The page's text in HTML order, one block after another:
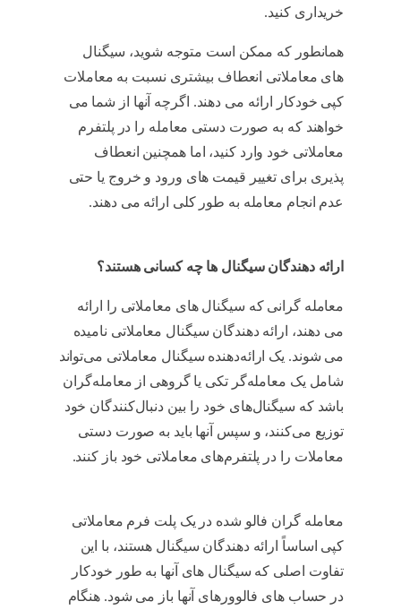
خریداری کنید.
همانطور که ممکن است متوجه شوید، سیگنال
های معاملاتی انعطاف بیشتری نسبت به معاملات
کپی خودکار ارائه می دهند. اگرچه آنها از شما می
خواهند که به صورت دستی معامله را در پلتفرم
معاملاتی خود وارد کنید، اما همچنین انعطاف
پذیری برای تغییر قیمت های ورود و خروج یا حتی
عدم انجام معامله به طور کلی ارائه می دهند.
ارائه دهندگان سیگنال ها چه کسانی هستند؟
معامله گرانی که سیگنال های معاملاتی را ارائه
می دهند، ارائه دهندگان سیگنال معاملاتی نامیده
می شوند. یک ارائه‌دهنده سیگنال معاملاتی می‌تواند
شامل یک معامله‌گر تکی یا گروهی از معامله‌گران
باشد که سیگنال‌های خود را بین دنبال‌کنندگان خود
توزیع می‌کنند، و سپس آنها باید به صورت دستی
معاملات را در پلتفرم‌های معاملاتی خود باز کنند.
معامله گران فالو شده در یک پلت فرم معاملاتی
کپی اساساً ارائه دهندگان سیگنال هستند، با این
تفاوت اصلی که سیگنال های آنها به طور خودکار
در حساب های فالوورهای آنها باز می شود. هنگام